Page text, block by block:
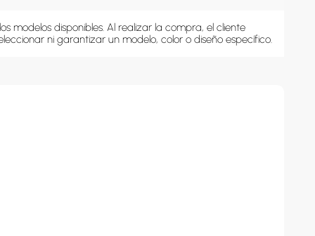
modelos disponibles. Al realizar la compra, el cliente
ni garantizar un modelo, color o diseño específico.